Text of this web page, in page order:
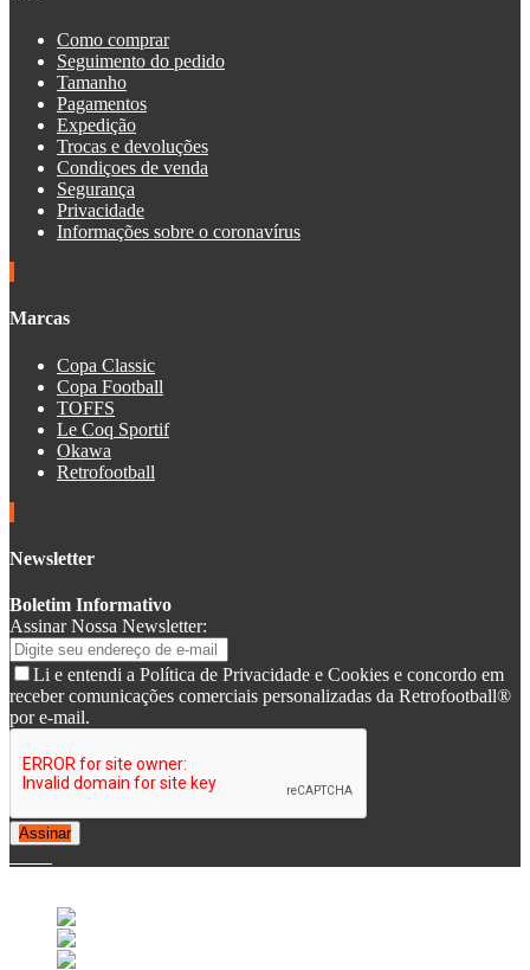
Como comprar
Seguimento do pedido
Tamanho
Pagamentos
Expedição
Trocas e devoluções
Condiçoes de venda
Segurança
Privacidade
Informações sobre o coronavírus
Marcas
Copa Classic
Copa Football
TOFFS
Le Coq Sportif
Okawa
Retrofootball
Newsletter
Boletim Informativo
Assinar Nossa Newsletter:
Li e entendi a Política de Privacidade e Cookies e concordo em
receber comunicações comerciais personalizadas da Retrofootball®
por e-mail.
Assinar